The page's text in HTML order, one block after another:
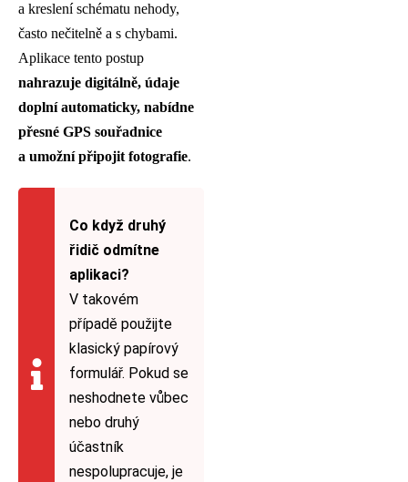
a kreslení schématu nehody,
často nečitelně a s chybami.
Aplikace tento postup
nahrazuje digitálně, údaje
doplní automaticky, nabídne
přesné GPS souřadnice
a umožní připojit fotografie.
Co když druhý
řidič odmítne
aplikaci?
V takovém
případě použijte
klasický papírový
formulář. Pokud se
neshodnete vůbec
nebo druhý
účastník
nespolupracuje, je